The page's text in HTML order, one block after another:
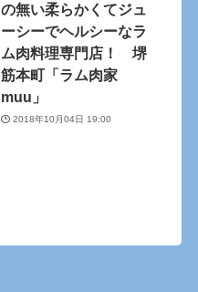
の無い柔らかくてジュ
ーシーでヘルシーなラ
ム肉料理専門店！ 堺
筋本町「ラム肉家
muu」
2018年10月04日 19:00